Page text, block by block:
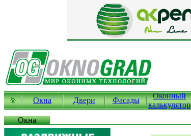
Окна Двери Фасады
Оконный
калькулятор
Окна